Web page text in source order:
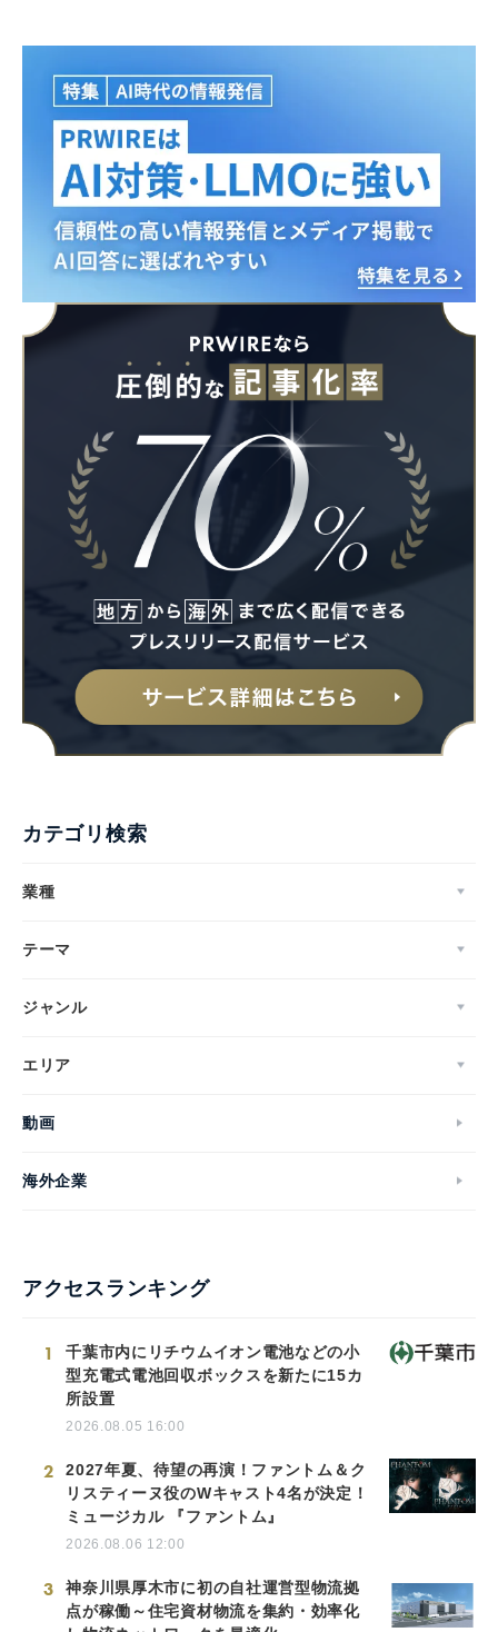
カテゴリ検索
業種
テーマ
ジャンル
エリア
動画
海外企業
アクセスランキング
1
千葉市内にリチウムイオン電池などの小
型充電式電池回収ボックスを新たに15カ
所設置
2026.08.05 16:00
2
2027年夏、待望の再演！ファントム＆ク
リスティーヌ役のWキャスト4名が決定！
ミュージカル 『ファントム』
2026.08.06 12:00
3
神奈川県厚木市に初の自社運営型物流拠
点が稼働～住宅資材物流を集約・効率化
Japanese
English